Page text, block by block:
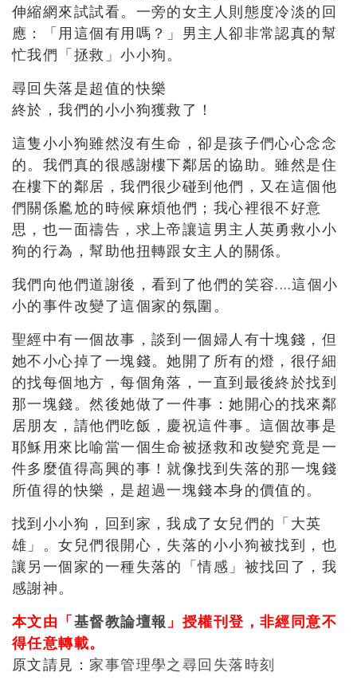
伸縮網來試試看。一旁的女主人則態度冷淡的回
應：「用這個有用嗎？」男主人卻非常認真的幫
忙我們「拯救」小小狗。
尋回失落是超值的快樂
終於，我們的小小狗獲救了！
這隻小小狗雖然沒有生命，卻是孩子們心心念念
的。我們真的很感謝樓下鄰居的協助。雖然是住
在樓下的鄰居，我們很少碰到他們，又在這個他
們關係尷尬的時候麻煩他們；我心裡很不好意
思，也一面禱告，求上帝讓這男主人英勇救小小
狗的行為，幫助他扭轉跟女主人的關係。
我們向他們道謝後，看到了他們的笑容.…這個小
小的事件改變了這個家的氛圍。
聖經中有一個故事，談到一個婦人有十塊錢，但
她不小心掉了一塊錢。她開了所有的燈，很仔細
的找每個地方，每個角落，一直到最後終於找到
那一塊錢。然後她做了一件事：她開心的找來鄰
居朋友，請他們吃飯，慶祝這件事。這個故事是
耶穌用來比喻當一個生命被拯救和改變究竟是一
件多麼值得高興的事！就像找到失落的那一塊錢
所值得的快樂，是超過一塊錢本身的價值的。
找到小小狗，回到家，我成了女兒們的「大英
雄」。女兒們很開心，失落的小小狗被找到，也
讓另一個家的一種失落的「情感」被找回了，我
感謝神。
本文由「基督教論壇報 」授權刊登，非經同意不
得任意轉載。
原文請見： 家事管理學之尋回失落時刻